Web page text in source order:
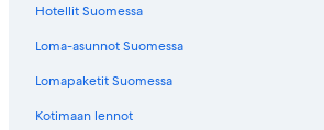
Hotellit Suomessa
Loma-asunnot Suomessa
Lomapaketit Suomessa
Kotimaan lennot